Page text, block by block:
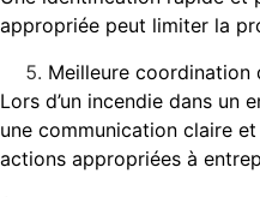
appropriée peut limiter la
Meilleure coordination
Lors d’un incendie dans un
une communication claire
actions appropriées à